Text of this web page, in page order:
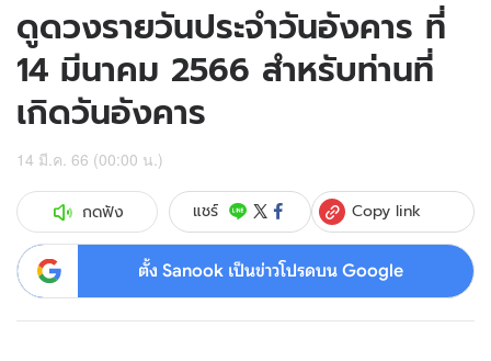
ดูดวงรายวันประจำวันอังคาร ที่
14 มีนาคม 2566 สำหรับท่านที่
เกิดวันอังคาร
14 มี.ค. 66 (00:00 น.)
กดฟัง แชร์ Copy link
ตั้ง Sanook เป็นข่าวโปรดบน Google